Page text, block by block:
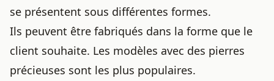
se présentent sous différentes formes.
Ils peuvent être fabriqués dans la forme que le
client souhaite. Les modèles avec des pierres
précieuses sont les plus populaires.